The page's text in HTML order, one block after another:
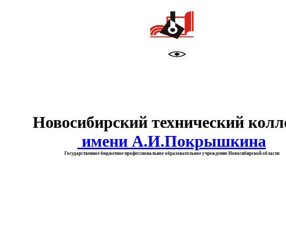
Новосибирский технический
имени А.И.Покрышкина
Государственное бюджетное профессиональное образовательное учреждение Новосибирской области